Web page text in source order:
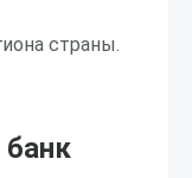
страны.